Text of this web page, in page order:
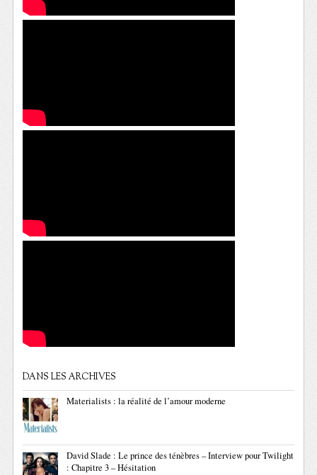
DANS LES ARCHIVES
Materialists : la réalité de l’amour moderne
David Slade : Le prince des ténèbres – Interview pour Twilight
: Chapitre 3 – Hésitation